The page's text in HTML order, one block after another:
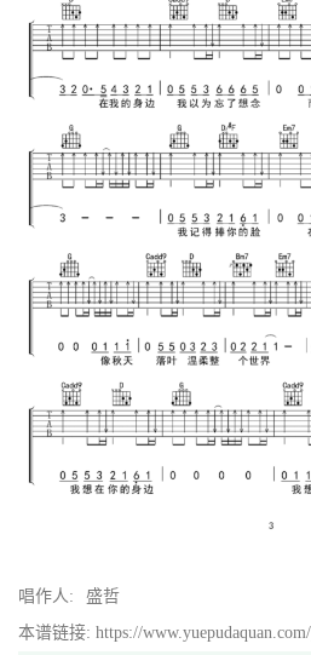
唱作人:
盛哲
本谱链接: https://www.yuepudaquan.com/